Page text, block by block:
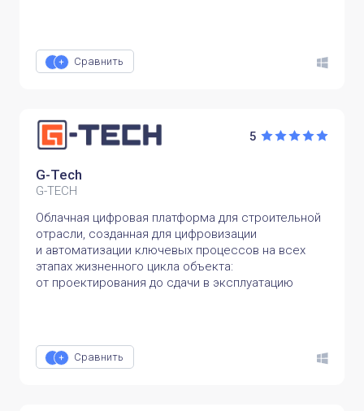
Сравнить
5
G-Tech
G-TECH
Облачная цифровая платформа для строительной
отрасли, созданная для цифровизации
и автоматизации ключевых процессов на всех
этапах жизненного цикла объекта:
от проектирования до сдачи в эксплуатацию
Сравнить